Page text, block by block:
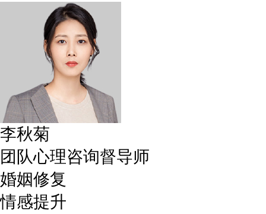
李秋菊
团队心理咨询督导师
婚姻修复
情感提升